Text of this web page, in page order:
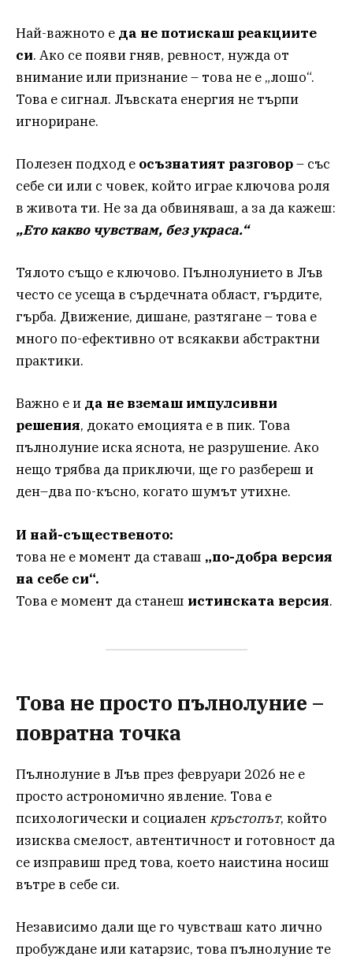
Най-важното е да не потискаш реакциите
си. Ако се появи гняв, ревност, нужда от
внимание или признание – това не е „лошо“.
Това е сигнал. Лъвската енергия не търпи
игнориране.
Полезен подход е осъзнатият разговор– със
себе си или с човек, който играе ключова роля
в живота ти. Не за да обвиняваш, а за да кажеш:
„Ето какво чувствам, без украса.“
Тялото също е ключово. Пълнолунието в Лъв
често се усеща в сърдечната област, гърдите,
гърба. Движение, дишане, разтягане – това е
много по-ефективно от всякакви абстрактни
практики.
Важно е и да не вземаш импулсивни
решения, докато емоцията е в пик. Това
пълнолуние иска яснота, не разрушение. Ако
нещо трябва да приключи, ще го разбереш и
ден–два по-късно, когато шумът утихне.
И най-същественото:
това не е момент да ставаш „по-добра версия
на себе си“.
Това е момент да станеш истинската версия.
Това не просто пълнолуние –
повратна точка
Пълнолуние в Лъв през февруари 2026 не е
просто астрономично явление. Това е
психологически и социален кръстопът, който
изисква смелост, автентичност и готовност да
се изправиш пред това, което наистина носиш
вътре в себе си.
Независимо дали ще го чувстваш като лично
пробуждане или катарзис, това пълнолуние те